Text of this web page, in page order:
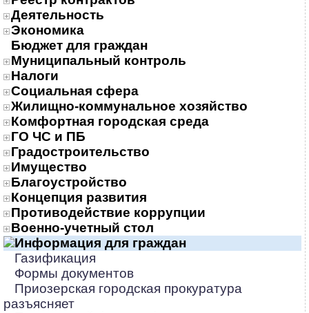
Деятельность
Экономика
Бюджет для граждан
Муниципальный контроль
Налоги
Социальная сфера
Жилищно-коммунальное хозяйство
Комфортная городская среда
ГО ЧС и ПБ
Градостроительство
Имущество
Благоустройство
Концепция развития
Противодействие коррупции
Военно-учетный стол
Информация для граждан
Газификация
Формы документов
Приозерская городская прокуратура
разъясняет